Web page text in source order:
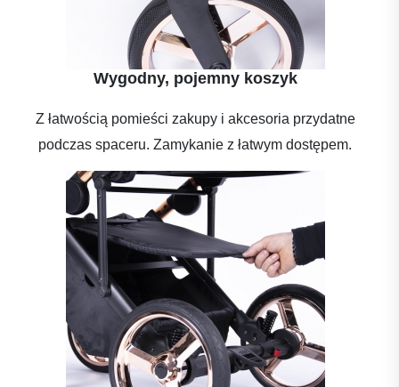
Wygodny, pojemny koszyk
Z łatwością pomieści zakupy i akcesoria przydatne
podczas spaceru. Zamykanie z łatwym dostępem.